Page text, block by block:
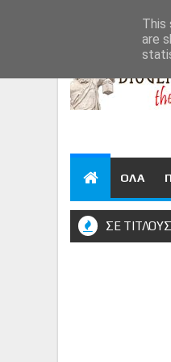
ΟΛΑ
ΣΕ ΤΙΤΛΟΥΣ
This
are